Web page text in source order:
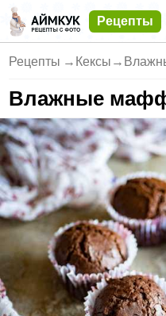
Рецепты
Рецепты → Кексы →
Влажные